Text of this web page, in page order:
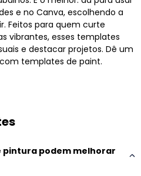
e no Canva, escolhendo a
Feitos para quem curte
vibrantes, esses templates
e destacar projetos. Dê um
templates de paint.
pintura podem melhorar